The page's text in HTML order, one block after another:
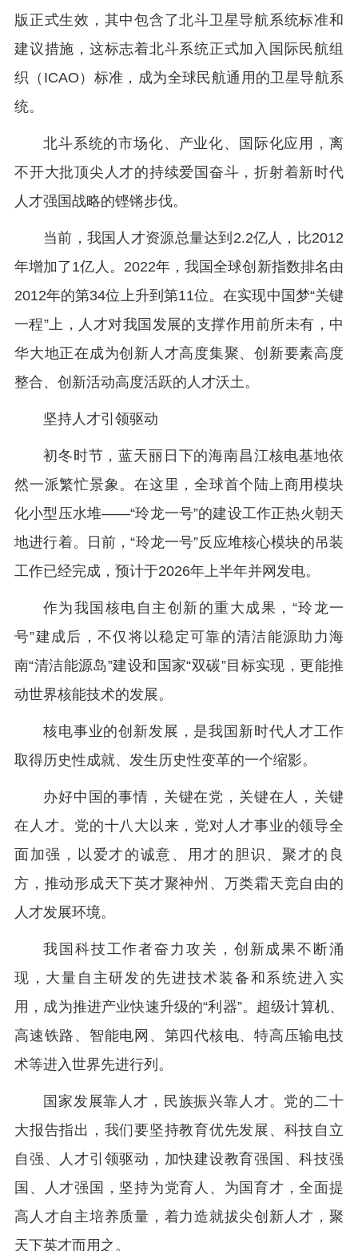
版正式生效，其中包含了北斗卫星导航系统标准和
建议措施，这标志着北斗系统正式加入国际民航组
织（ICAO）标准，成为全球民航通用的卫星导航系
统。
北斗系统的市场化、产业化、国际化应用，离
不开大批顶尖人才的持续爱国奋斗，折射着新时代
人才强国战略的铿锵步伐。
当前，我国人才资源总量达到2.2亿人，比2012
年增加了1亿人。2022年，我国全球创新指数排名由
2012年的第34位上升到第11位。在实现中国梦“关键
一程”上，人才对我国发展的支撑作用前所未有，中
华大地正在成为创新人才高度集聚、创新要素高度
整合、创新活动高度活跃的人才沃土。
坚持人才引领驱动
初冬时节，蓝天丽日下的海南昌江核电基地依
然一派繁忙景象。在这里，全球首个陆上商用模块
化小型压水堆——“玲龙一号”的建设工作正热火朝天
地进行着。日前，“玲龙一号”反应堆核心模块的吊装
工作已经完成，预计于2026年上半年并网发电。
作为我国核电自主创新的重大成果，“玲龙一
号”建成后，不仅将以稳定可靠的清洁能源助力海
南“清洁能源岛”建设和国家“双碳”目标实现，更能推
动世界核能技术的发展。
核电事业的创新发展，是我国新时代人才工作
取得历史性成就、发生历史性变革的一个缩影。
办好中国的事情，关键在党，关键在人，关键
在人才。党的十八大以来，党对人才事业的领导全
面加强，以爱才的诚意、用才的胆识、聚才的良
方，推动形成天下英才聚神州、万类霜天竞自由的
人才发展环境。
我国科技工作者奋力攻关，创新成果不断涌
现，大量自主研发的先进技术装备和系统进入实
用，成为推进产业快速升级的“利器”。超级计算机、
高速铁路、智能电网、第四代核电、特高压输电技
术等进入世界先进行列。
国家发展靠人才，民族振兴靠人才。党的二十
大报告指出，我们要坚持教育优先发展、科技自立
自强、人才引领驱动，加快建设教育强国、科技强
国、人才强国，坚持为党育人、为国育才，全面提
高人才自主培养质量，着力造就拔尖创新人才，聚
天下英才而用之。